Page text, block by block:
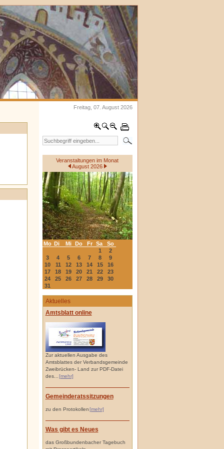
Freitag, 07. August 2026
Veranstaltungen im Monat
August 2026
Mo Di Mi Do Fr Sa
So
1
2
3
4 5 6 7 8
9
10
11 12 13 14 15
16
17
18 19 20 21 22
23
24
25 26 27 28 29
30
31
Aktuelles
Amtsblatt online
Zur aktuellen Ausgabe des
Amtsblattes der Verbandsgemeinde
Zweibrücken- Land zur PDF-Datei
des...
[mehr]
Gemeinderatssitzungen
zu den Protokollen[mehr]
Was gibt es Neues
das Großbundenbacher Tagebuch